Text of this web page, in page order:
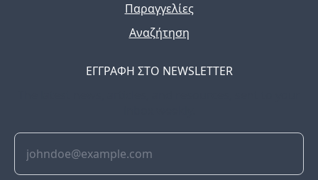
Παραγγελίες
Αναζήτηση
ΕΓΓΡΑΦΗ ΣΤΟ NEWSLETTER